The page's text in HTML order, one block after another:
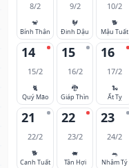
8/2
🐒
Bính Thân
9/2
🐓
Đinh Dậu
10/2
🐕
Mậu Tuất
14
15/2
🐈
Quý Mão
15
16/2
🐉
Giáp Thìn
16
17/2
🐍
Ất Tỵ
21
22/2
🐕
Canh Tuất
22
23/2
🐖
Tân Hợi
23
24/2
🐀
Nhâm Tý